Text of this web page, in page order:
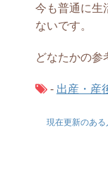
今も普通に生
ないです。
どなたかの参
- 出産・産
現在更新のあ